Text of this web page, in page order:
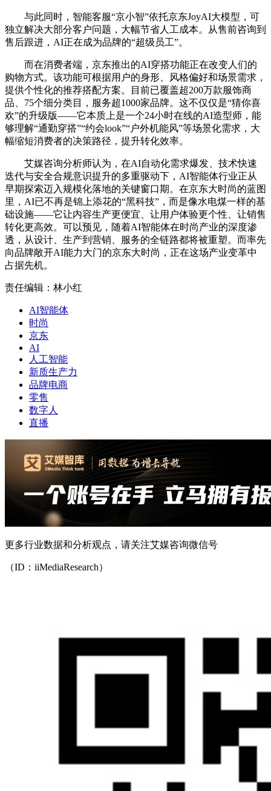
与此同时，智能客服“京小智”依托京东JoyAI大模型，可
独立解决大部分客户问题，大幅节省人工成本。从售前咨询到
售后跟进，AI正在成为品牌的“超级员工”。
而在消费者端，京东推出的AI穿搭功能正在改变人们的
购物方式。该功能可根据用户的身形、风格偏好和场景需求，
提供个性化的推荐搭配方案。目前已覆盖超200万款服饰商
品、75个细分类目，服务超1000家品牌。这不仅仅是“猜你喜
欢”的升级版——它本质上是一个24小时在线的AI造型师，能
够理解“通勤穿搭”“约会look”“户外机能风”等场景化需求，大
幅缩短消费者的决策路径，提升转化效率。
艾媒咨询分析师认为，在AI自动化需求爆发、技术快速
迭代与安全合规意识提升的多重驱动下，AI智能体行业正从
早期探索迈入规模化落地的关键窗口期。在京东大时尚的蓝图
里，AI已不再是锦上添花的“黑科技”，而是像水电煤一样的基
础设施——它让内容生产更便宜、让用户体验更个性、让销售
转化更高效。可以预见，随着AI智能体在时尚产业的深度渗
透，从设计、生产到营销、服务的全链路都将被重塑。而率先
向品牌敞开AI能力大门的京东大时尚，正在这场产业变革中
占据先机。
责任编辑：林小红
AI智能体
时尚
京东
AI
人工智能
新质生产力
品牌电商
零售
数字人
直播
更多行业数据和分析观点，请关注艾媒咨询微信号
（ID：iiMediaResearch）